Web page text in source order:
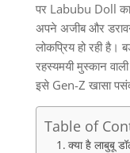
परLabubu Doll
अपने अजीब और
लोकप्रिय हो रही है।
रहस्यमयी मुस्कान
इसेGen-Z खासा
Table of
क्या है लाबुबू